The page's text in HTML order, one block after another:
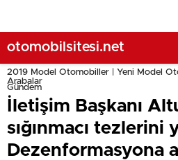
otomobilsitesi.net
2019 Model Otomobiller | Yeni Model
Arabalar
Gündem
İletişim Başkanı
sığınmacı tezlerini
Dezenformasyona